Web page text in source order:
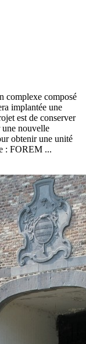
complexe composé
implantée une
est de conserver
une nouvelle
obtenir une unité
: FOREM ...